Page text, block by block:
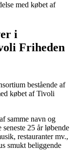
med købet af
i
Friheden
bestående af
købet af Tivoli
samme navn og
25 år løbende
restauranter mv.,
smukt beliggende